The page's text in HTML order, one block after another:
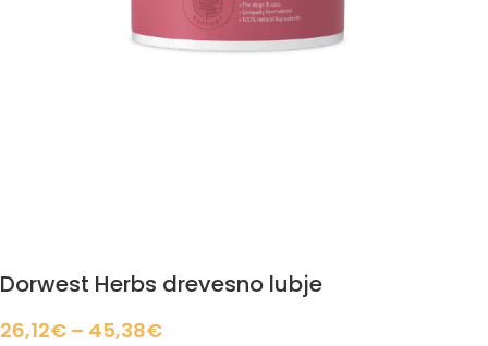
Dorwest Herbs drevesno lubje
26,12€ – 45,38€